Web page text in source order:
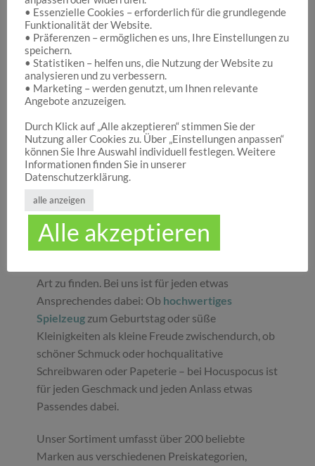
Hocuspocus – Ihr Onlineshop für die schönen
Dinge des Lebens
Hocuspocus ist die richtige Anlaufstelle für Dich,
wenn Du auf der Suche nach schönen
Geschenken , tollenSpielwarenoder
ansprechenderDekorationbist. Wir von
Hocuspocus wissen schöne Dinge stets zu
schätzen und legen daher großen Wert darauf,
dass bei uns Groß und Klein etwas finden, was sie
glücklich macht. Jeder Tag ist ein guter Anlass, um
seinen Liebsten oder sich selbst eine Freude zu
machen. Unser umfassendes Sortiment gibt Ihnen
Art zu finden. Bei uns ist für jeden etwas
Ansprechendes dabei: Ob hochwertiges
Spielzeug zum Geburtstag oder süße
Kleinigkeiten als kleine Freude zwischendurch, ob
schöner Schmuck oder hochqualitative
Schreibwaren oder Papeterie – bei Hocuspocus ist
für jeden Geschmack und jeden Anlass etwas
Passendes dabei.
Unser Sortiment umfasst über 200 beliebte
Marken aus verschiedenen Preiskategorien,
• Essenzielle Cookies – erforderlich für die grundlegende
Funktionalität der Website.
• Präferenzen – ermöglichen es uns, Ihre Einstellungen zu
speichern.
• Statistiken – helfen uns, die Nutzung der Website zu
analysieren und zu verbessern.
• Marketing – werden genutzt, um Ihnen relevante
Angebote anzuzeigen.
Durch Klick auf „Alle akzeptieren“ stimmen Sie der
Nutzung aller Cookies zu. Über „Einstellungen anpassen“
können Sie Ihre Auswahl individuell festlegen. Weitere
Informationen finden Sie in unserer
Datenschutzerklärung.
alle anzeigen
Alle akzeptieren